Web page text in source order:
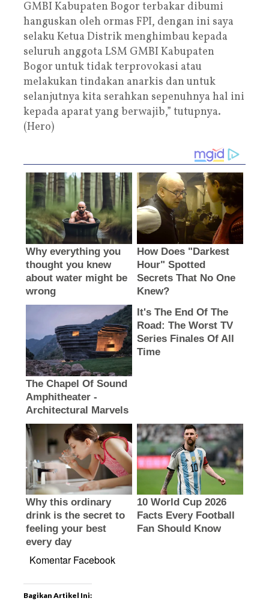
GMBI Kabupaten Bogor terbakar dibumi
hanguskan oleh ormas FPI, dengan ini saya
selaku Ketua Distrik menghimbau kepada
seluruh anggota LSM GMBI Kabupaten
Bogor untuk tidak terprovokasi atau
melakukan tindakan anarkis dan untuk
selanjutnya kita serahkan sepenuhnya hal ini
kepada aparat yang berwajib,” tutupnya.
(Hero)
Komentar Facebook
Bagikan Artikel Ini: